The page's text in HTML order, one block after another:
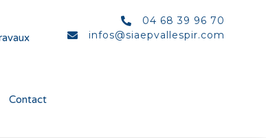
Contact
04 68 39 96 70
infos@siaepvallespir.com